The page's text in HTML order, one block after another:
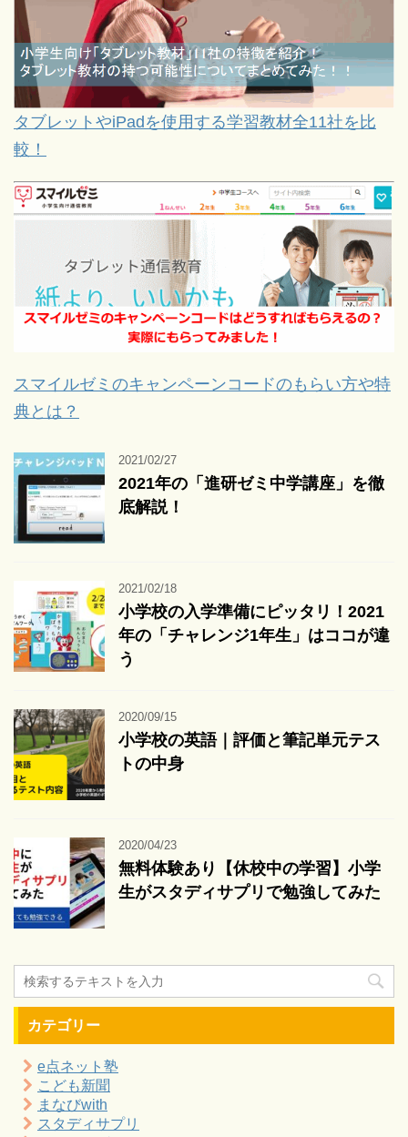
タブレットやiPadを使用する学習教材全11社を比
較！
スマイルゼミのキャンペーンコードのもらい方や特
典とは？
2021/02/27
2021年の「進研ゼミ中学講座」を徹
底解説！
2021/02/18
小学校の入学準備にピッタリ！2021
年の「チャレンジ1年生」はココが違
う
2020/09/15
小学校の英語｜評価と筆記単元テス
トの中身
2020/04/23
無料体験あり【休校中の学習】小学
生がスタディサプリで勉強してみた
カテゴリー
e点ネット塾
こども新聞
まなびwith
スタディサプリ